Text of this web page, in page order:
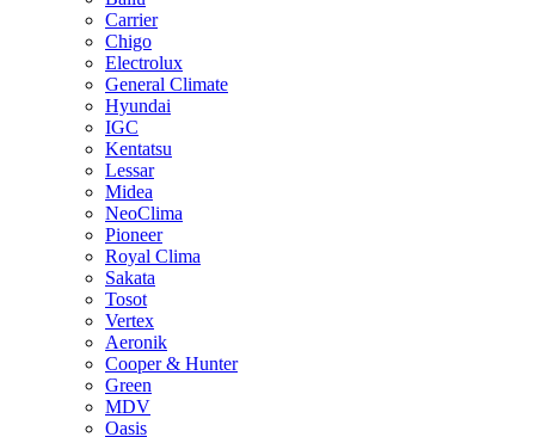
Carrier
Chigo
Electrolux
General Climate
Hyundai
IGC
Kentatsu
Lessar
Midea
NeoClima
Pioneer
Royal Clima
Sakata
Tosot
Vertex
Aeronik
Cooper & Hunter
Green
MDV
Oasis